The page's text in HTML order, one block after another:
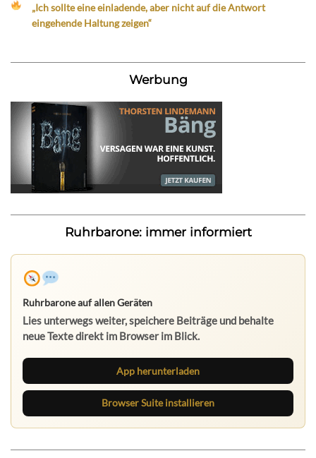
„Ich sollte eine einladende, aber nicht auf die Antwort
eingehende Haltung zeigen“
Werbung
Ruhrbarone: immer informiert
Ruhrbarone auf allen Geräten
Lies unterwegs weiter, speichere Beiträge und behalte
neue Texte direkt im Browser im Blick.
App herunterladen
Browser Suite installieren